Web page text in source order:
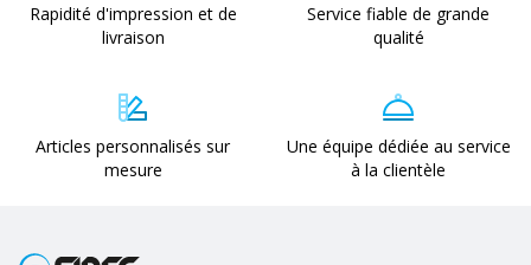
Rapidité d'impression et de
livraison
Service fiable de grande
qualité
Articles personnalisés sur
mesure
Une équipe dédiée au service
à la clientèle